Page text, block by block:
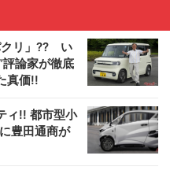
クリ」?? い
論家が徹底
真価!!
ィ!! 都市型小
豊田通商が